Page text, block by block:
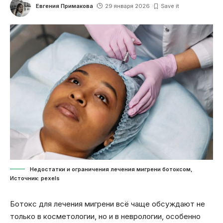
Евгения Примакова 29 января 2026
Недостатки и ограничения лечения мигрени ботоксом,
Источник: pexels
Ботокс для лечения мигрени всё чаще обсуждают не
только в косметологии, но и в неврологии, особенно